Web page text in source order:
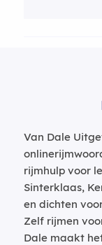
Van Dale
rijmhulp voor
Sinterklaas,
en dichten
Zelf rijmen
Dale maakt